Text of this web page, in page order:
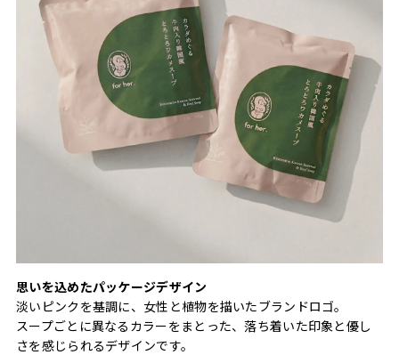
思いを込めたパッケージデザイン
淡いピンクを基調に、女性と植物を描いたブランドロゴ。
スープごとに異なるカラーをまとった、落ち着いた印象と優し
さを感じられるデザインです。